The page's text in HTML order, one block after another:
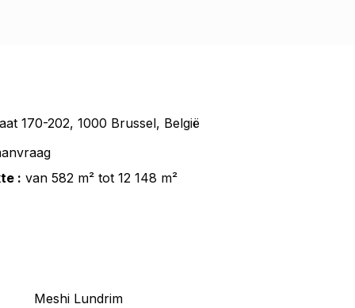
170-202, 1000 Brussel, België
: van 582 m² tot 12 148 m²
Meshi Lundrim